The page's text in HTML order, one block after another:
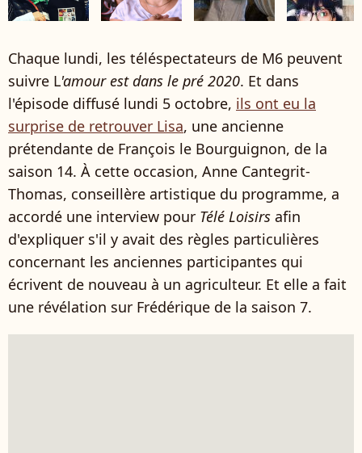
Chaque lundi, les téléspectateurs de M6 peuvent
suivre L'amour est dans le pré 2020. Et dans
l'épisode diffusé lundi 5 octobre, ils ont eu la
surprise de retrouver Lisa, une ancienne
prétendante de François le Bourguignon, de la
saison 14. À cette occasion, Anne Cantegrit-
Thomas, conseillère artistique du programme, a
accordé une interview pour Télé Loisirs afin
d'expliquer s'il y avait des règles particulières
concernant les anciennes participantes qui
écrivent de nouveau à un agriculteur. Et elle a fait
une révélation sur Frédérique de la saison 7.